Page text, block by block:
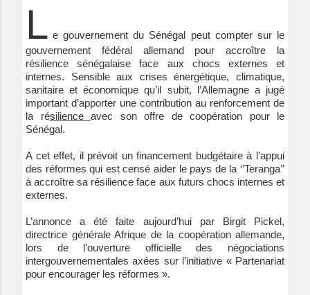
L e gouvernement du Sénégal peut compter sur le
gouvernement fédéral allemand pour accroître la
résilience sénégalaise face aux chocs externes et
internes. Sensible aux crises énergétique, climatique,
sanitaire et économique qu’il subit, l’Allemagne a jugé
important d’apporter une contribution au renforcement de
la résilience avec son offre de coopération pour le
Sénégal.
A cet effet, il prévoit un financement budgétaire à l’appui
des réformes qui est censé aider le pays de la ‘’Teranga’’
à accroître sa résilience face aux futurs chocs internes et
externes.
L’annonce a été faite aujourd’hui par Birgit Pickel,
directrice générale Afrique de la coopération allemande,
lors de l’ouverture officielle des négociations
intergouvernementales axées sur l’initiative « Partenariat
pour encourager les réformes ».